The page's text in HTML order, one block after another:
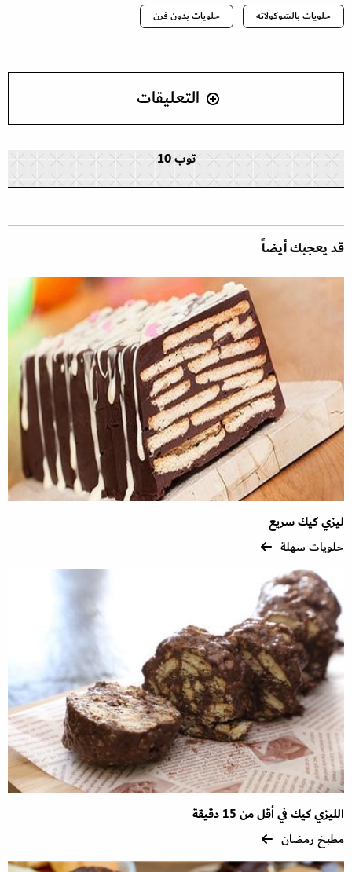
حلويات بالشوكولاته
حلويات بدون فرن
التعليقات
توب 10
قد يعجبك أيضاً
ليزي كيك سريع
حلويات سهلة
الليزي كيك في أقل من 15 دقيقة
مطبخ رمضان